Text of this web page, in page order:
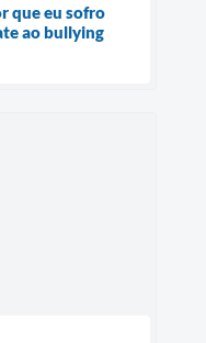
que eu sofro
ao bullying